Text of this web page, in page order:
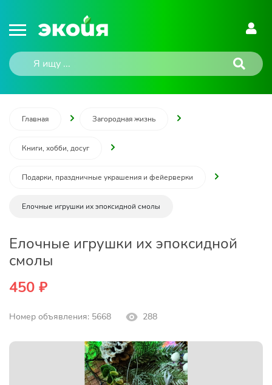
Главная Загородная жизнь
Книги, хобби, досуг
Подарки, праздничные украшения и фейерверки
Елочные игрушки их эпоксидной смолы
Елочные игрушки их эпоксидной
смолы
450 ₽
Номер объявления: 5668 288